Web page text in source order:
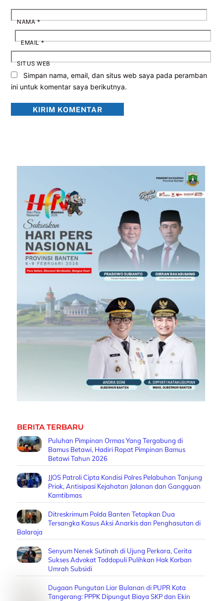
NAMA*
EMAIL*
SITUS WEB
Simpan nama, email, dan situs web saya pada peramban
ini untuk komentar saya berikutnya.
BERITA TERBARU
Puluhan Pimpinan Ormas Yang Tergabung di
Bamus Betawi, Hadiri Rapat Pimpinan Bamus
Betawi Tahun 2026
JJOS Patroli Cipta Kondisi Polres Pelabuhan Tanjung
Priok, Antisipasi Kejahatan Jalanan dan Gangguan
Kamtibmas
Ditreskrimum Polda Banten Tetapkan Dua
Tersangka Kasus Aksi Anarkis dan Penghasutan di
Balaraja
Senyum Nenek Sutinah di Ujung Perkara, Cerita
Sukses Advokat Toddopuli Pulihkan Hak Korban
Umrah Subsidi
Dugaan Pungutan Liar Bulanan di PUPR Kota
Tangerang: PPPK Dipungut Biaya SKP dan Ekin